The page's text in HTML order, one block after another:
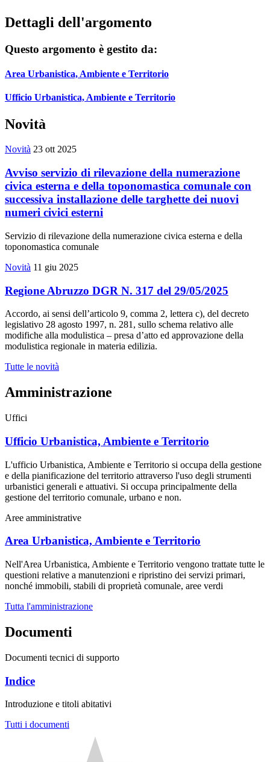
Dettagli dell'argomento
Questo argomento è gestito da:
Area Urbanistica, Ambiente e Territorio
Ufficio Urbanistica, Ambiente e Territorio
Novità
Novità 23 ott 2025
Avviso servizio di rilevazione della numerazione
civica esterna e della toponomastica comunale con
successiva installazione delle targhette dei nuovi
numeri civici esterni
Servizio di rilevazione della numerazione civica esterna e della
toponomastica comunale
Novità 11 giu 2025
Regione Abruzzo DGR N. 317 del 29/05/2025
Accordo, ai sensi dell’articolo 9, comma 2, lettera c), del decreto
legislativo 28 agosto 1997, n. 281, sullo schema relativo alle
modifiche alla modulistica – presa d’atto ed approvazione della
modulistica regionale in materia edilizia.
Tutte le novità
Amministrazione
Uffici
Ufficio Urbanistica, Ambiente e Territorio
L'ufficio Urbanistica, Ambiente e Territorio si occupa della gestione
e della pianificazione del territorio attraverso l'uso degli strumenti
urbanistici generali e attuativi. Si occupa principalmente della
gestione del territorio comunale, urbano e non.
Aree amministrative
Area Urbanistica, Ambiente e Territorio
Nell'Area Urbanistica, Ambiente e Territorio vengono trattate tutte le
questioni relative a manutenzioni e ripristino dei servizi primari,
nonché immobili, stabili di proprietà comunale, aree verdi
Tutta l'amministrazione
Documenti
Documenti tecnici di supporto
Indice
Introduzione e titoli abitativi
Tutti i documenti